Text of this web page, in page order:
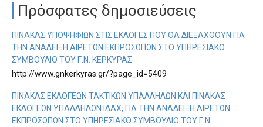
Πρόσφατες δημοσιεύσεις
ΠΊΝΑΚΑΣ ΥΠΟΨΗΦΊΩΝ ΣΤΙΣ ΕΚΛΟΓΈΣ ΠΟΥ ΘΑ ΔΙΕΞΑΧΘΟΎΝ ΓΙΑ
ΤΗΝ ΑΝΆΔΕΙΞΗ ΑΙΡΕΤΏΝ ΕΚΠΡΟΣΏΠΩΝ ΣΤΟ ΥΠΗΡΕΣΙΑΚΌ
ΣΥΜΒΟΎΛΙΟ ΤΟΥ Γ.Ν. ΚΈΡΚΥΡΑΣ
http://www.gnkerkyras.gr/?page_id=5409
ΠΊΝΑΚΑΣ ΕΚΛΟΓΈΩΝ ΤΑΚΤΙΚΏΝ ΥΠΑΛΛΉΛΩΝ ΚΑΙ ΠΊΝΑΚΑΣ
ΕΚΛΟΓΈΩΝ ΥΠΑΛΛΉΛΩΝ ΙΔΑΧ, ΓΙΑ ΤΗΝ ΑΝΆΔΕΙΞΗ ΑΙΡΕΤΏΝ
ΕΚΠΡΟΣΏΠΩΝ ΣΤΟ ΥΠΗΡΕΣΙΑΚΌ ΣΥΜΒΟΎΛΙΟ ΤΟΥ Γ.Ν.